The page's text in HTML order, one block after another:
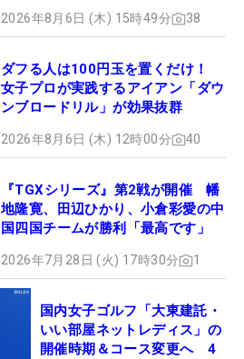
2026年8月6日 (木) 15時49分 38
ダフる人は100円玉を置くだけ！
女子プロが実践するアイアン「ダウ
ンブロードリル」が効果抜群
2026年8月6日 (木) 12時00分 40
『TGXシリーズ』第2戦が開催 幡
地隆寛、田辺ひかり、小倉彩愛の中
国四国チームが勝利「最高です」
2026年7月28日 (火) 17時30分 1
国内女子ゴルフ「大東建託・
いい部屋ネットレディス」の
開催時期＆コース変更へ 4